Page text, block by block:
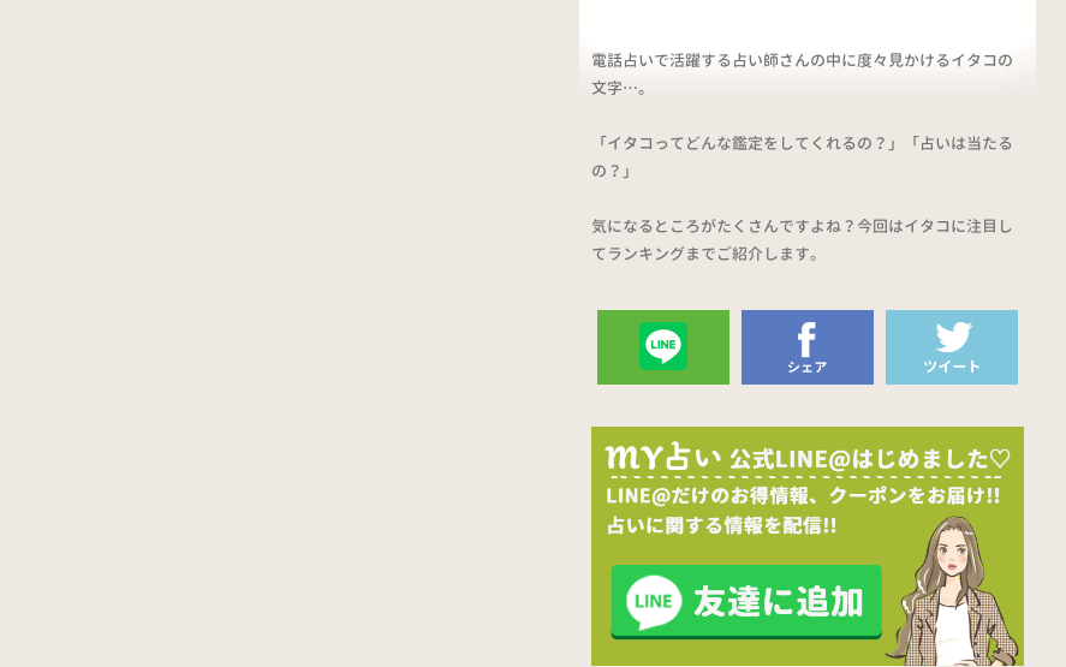
電話占いで活躍する占い師さんの中に度々見かけるイタコの
文字…。
「イタコってどんな鑑定をしてくれるの？」「占いは当たる
の？」
気になるところがたくさんですよね？今回はイタコに注目し
てランキングまでご紹介します。
送る